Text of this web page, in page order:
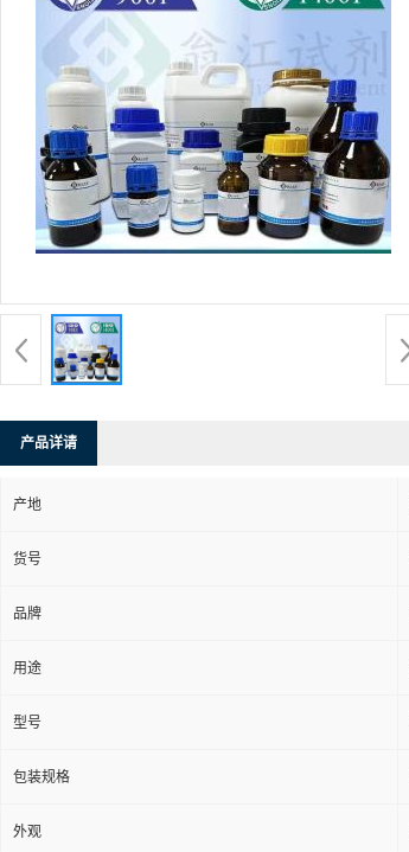
产品详请
产地
货号
品牌
用途
型号
包装规格
外观